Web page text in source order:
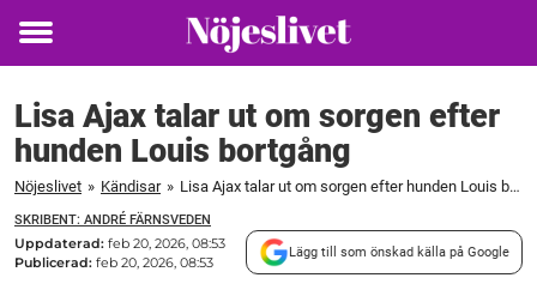
Toggle
Lisa Ajax talar ut om sorgen efter
hunden Louis bortgång
Nöjeslivet » Kändisar » Lisa Ajax talar ut om sorgen efter hunden Louis bortgång
SKRIBENT: ANDRÉ FÄRNSVEDEN
Uppdaterad: feb 20, 2026, 08:53
Publicerad: feb 20, 2026, 08:53
Lägg till som önskad källa på Google